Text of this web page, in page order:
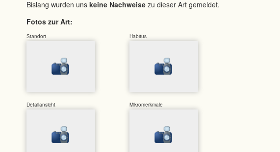
Bislang wurden uns keine Nachweise zu dieser Art gemeldet.
Fotos zur Art:
Standort Habitus
Detailansicht Mikromerkmale